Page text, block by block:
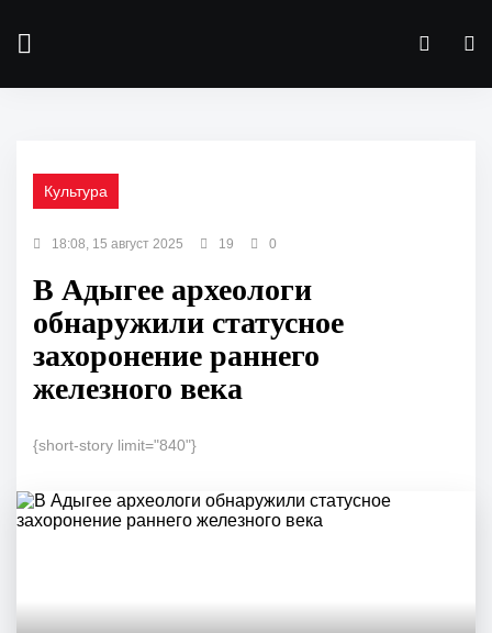
Культура
18:08, 15 август 2025 19 0
В Адыгее археологи
обнаружили статусное
захоронение раннего
железного века
{short-story limit="840"}